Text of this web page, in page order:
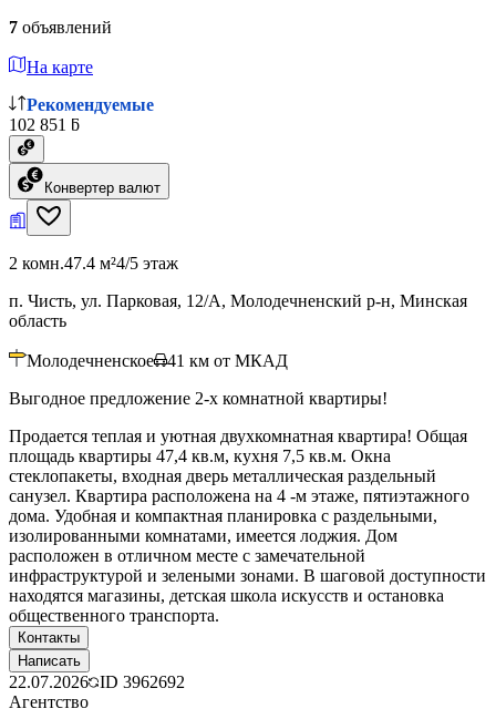
7 объявлений
На карте
Рекомендуемые
102 851 ƃ
Конвертер валют
2 комн.47.4 м²4/5 этаж
п. Чисть, ул. Парковая, 12/А, Молодечненский р-н, Минская
область
Молодечненское 41 км от МКАД
Выгодное предложение 2-х комнатной квартиры!
Продается теплая и уютная двухкомнатная квартира! Общая
площадь квартиры 47,4 кв.м, кухня 7,5 кв.м. Окна
стеклопакеты, входная дверь металлическая раздельный
санузел. Квартира расположена на 4 -м этаже, пятиэтажного
дома. Удобная и компактная планировка с раздельными,
изолированными комнатами, имеется лоджия. Дом
расположен в отличном месте с замечательной
инфраструктурой и зелеными зонами. В шаговой доступности
находятся магазины, детская школа искусств и остановка
общественного транспорта.
Контакты
Написать
22.07.2026 ID 3962692
Агентство